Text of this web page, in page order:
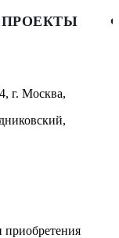
ПРОЕКТЫ
г. Москва,